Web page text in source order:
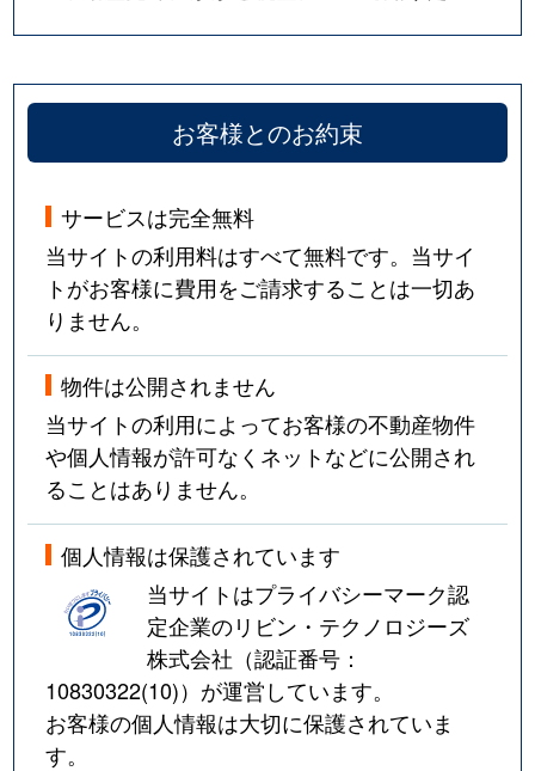
お客様とのお約束
サービスは完全無料
当サイトの利用料はすべて無料です。当サイ
トがお客様に費用をご請求することは一切あ
りません。
物件は公開されません
当サイトの利用によってお客様の不動産物件
や個人情報が許可なくネットなどに公開され
ることはありません。
個人情報は保護されています
当サイトはプライバシーマーク認
定企業のリビン・テクノロジーズ
株式会社（認証番号：
10830322(10)）が運営しています。
お客様の個人情報は大切に保護されていま
す。